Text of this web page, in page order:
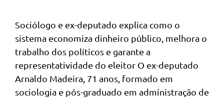
Sociólogo e ex-deputado explica como o
sistema economiza dinheiro público, melhora o
trabalho dos políticos e garante a
representatividade do eleitor O ex-deputado
Arnaldo Madeira, 71 anos, formado em
sociologia e pós-graduado em administração de